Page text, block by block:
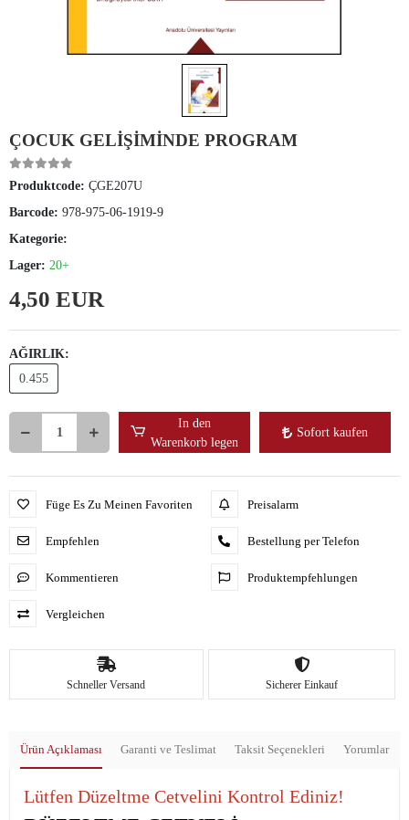
ÇOCUK GELİŞİMİNDE PROGRAM
Produktcode: ÇGE207U
Barcode: 978-975-06-1919-9
Kategorie:
Lager: 20+
4,50 EUR
AĞIRLIK:
0.455
In den
Warenkorb legen
Sofort kaufen
Füge Es Zu Meinen Favoriten
Empfehlen
Kommentieren
Vergleichen
Preisalarm
Bestellung per Telefon
Produktempfehlungen
Schneller Versand Sicherer Einkauf
Ürün Açıklaması Garanti ve Teslimat Taksit Seçenekleri Yorumlar
Lütfen Düzeltme Cetvelini Kontrol Ediniz!